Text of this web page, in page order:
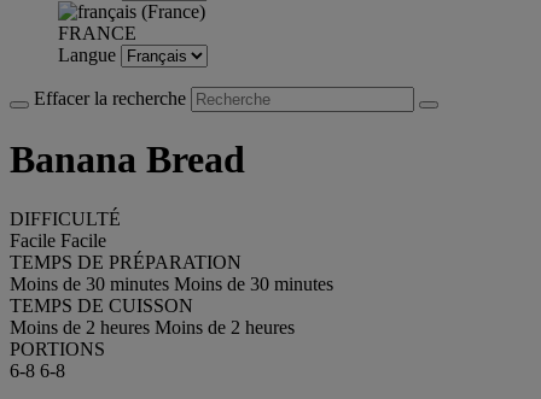
FRANCE
Langue
Effacer la recherche
Banana Bread
DIFFICULTÉ
Facile Facile
TEMPS DE PRÉPARATION
Moins de 30 minutes Moins de 30 minutes
TEMPS DE CUISSON
Moins de 2 heures Moins de 2 heures
PORTIONS
6-8 6-8